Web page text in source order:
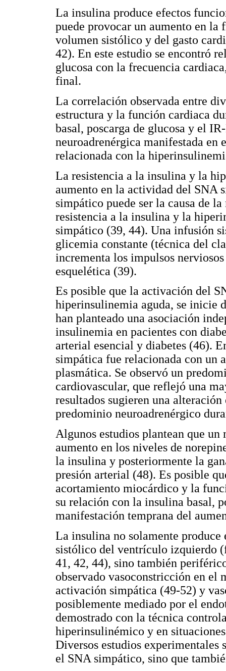
La insulina produce efectos
puede provocar un aumento en
volumen sistólico y del gasto
42). En este estudio se encontró
glucosa con la frecuencia
final.
La correlación observada entre
estructura y la función cardiaca
basal, poscarga de glucosa y el
neuroadrenérgica manifestada
relacionada con la
La resistencia a la insulina y la
aumento en la actividad del SNA
simpático puede ser la causa de
resistencia a la insulina y la
simpático (39, 44). Una infusión
glicemia constante (técnica del
incrementa los impulsos
esquelética (39).
Es posible que la activación del
hiperinsulinemia aguda, se inicie
han planteado una asociación
insulinemia en pacientes con
arterial esencial y diabetes (46).
simpática fue relacionada con un
plasmática. Se observó un
cardiovascular, que reflejó una
resultados sugieren una
predominio neuroadrenérgico
Algunos estudios plantean que
aumento en los niveles de
la insulina y posteriormente la
presión arterial (48). Es posible
acortamiento miocárdico y la
su relación con la insulina basal,
manifestación temprana del
La insulina no solamente
sistólico del ventrículo izquierdo
41, 42, 44), sino también
observado vasoconstricción en el
activación simpática (49-52) y
posiblemente mediado por el
demostrado con la técnica
hiperinsulinémico y en
Diversos estudios experimentales
el SNA simpático, sino que